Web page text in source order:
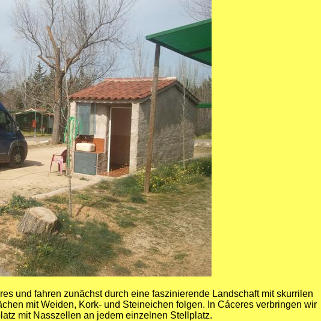
und fahren zunächst durch eine faszinierende Landschaft mit skurrilen
mit Weiden, Kork- und Steineichen folgen. In Cáceres verbringen wir
mit Nasszellen an jedem einzelnen Stellplatz.